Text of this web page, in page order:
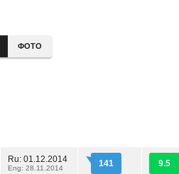
ФОТО
Ru: 01.12.2014
Eng: 28.11.2014 141 9.5